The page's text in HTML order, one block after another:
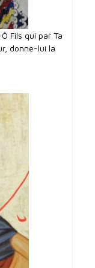
Fils qui par Ta
donne-lui la